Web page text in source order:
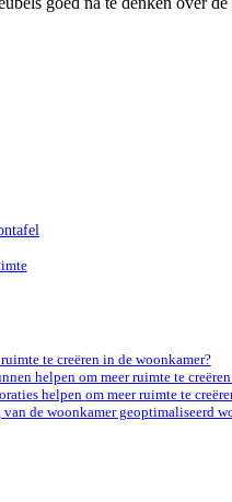
te creëren in de woonkamer?
helpen om meer ruimte te
helpen om meer ruimte te
de woonkamer geoptimaliseerd